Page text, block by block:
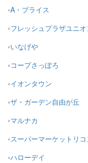
A・プライス
フレッシュプラザユニオ
いなげや
コープさっぽろ
イオンタウン
ザ・ガーデン自由が丘
マルナカ
スーパーマーケットリコ
ハローデイ